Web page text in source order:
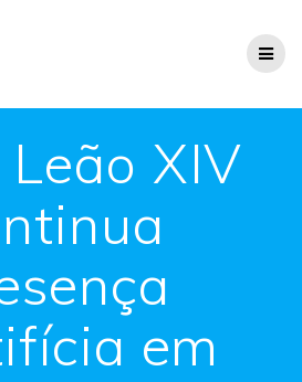
XIV
em